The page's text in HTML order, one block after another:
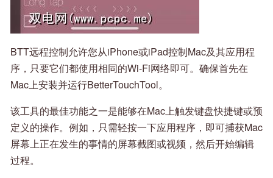
BTT远程控制允许您从iPhone或iPad控制Mac及其应用程
序，只要它们都使用相同的Wi-Fi网络即可。确保首先在
Mac上安装并运行BetterTouchTool。
该工具的最佳功能之一是能够在Mac上触发键盘快捷键或预
定义的操作。例如，只需轻按一下应用程序，即可捕获Mac
屏幕上正在发生的事情的屏幕截图或视频，然后开始编辑
过程。